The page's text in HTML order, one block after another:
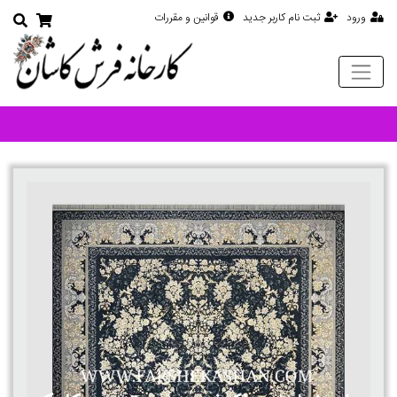
ورود ثبت نام کاربر جدید قوانین و مقررات